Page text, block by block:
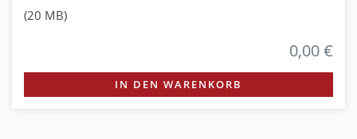
(20 MB)
0,00 €
IN DEN WARENKORB